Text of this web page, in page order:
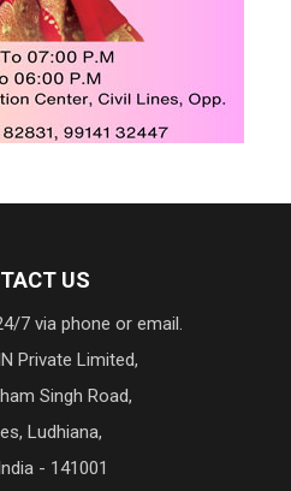
US
7 via phone or email.
Private Limited,
Singh Road,
Ludhiana,
- 141001